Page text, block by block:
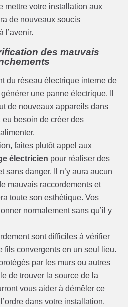
mettre votre installation aux
de nouveaux soucis
l’avenir.
des mauvais
du réseau électrique interne de
une panne électrique. Il
de nouveaux appareils dans
eu besoin de créer des
faites plutôt appel aux
électricien pour réaliser des
sans danger. Il n’y aura aucun
mauvais raccordements et
toute son esthétique. Vos
normalement sans qu’il y
sont difficiles à vérifier
fils convergents en un seul lieu.
par les murs ou autres
de trouver la source de la
vous aider à démêler ce
dans votre installation.